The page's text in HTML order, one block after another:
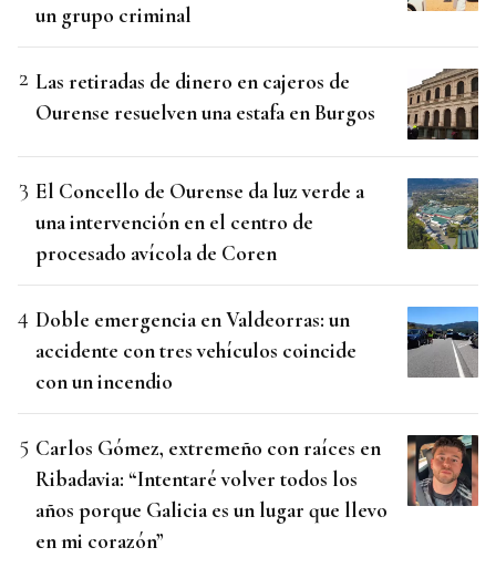
un grupo criminal
Las retiradas de dinero en cajeros de
Ourense resuelven una estafa en Burgos
El Concello de Ourense da luz verde a
una intervención en el centro de
procesado avícola de Coren
Doble emergencia en Valdeorras: un
accidente con tres vehículos coincide
con un incendio
Carlos Gómez, extremeño con raíces en
Ribadavia: “Intentaré volver todos los
años porque Galicia es un lugar que llevo
en mi corazón”